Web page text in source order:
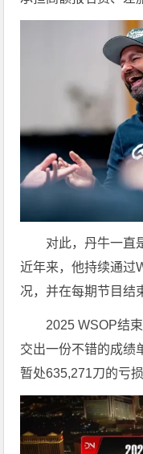
对此，丹牛一直
近年来，他持续通过
况，并在每期节目结
2025 WSOP结
交出一份不错的成绩
暂处635,271刀的亏损